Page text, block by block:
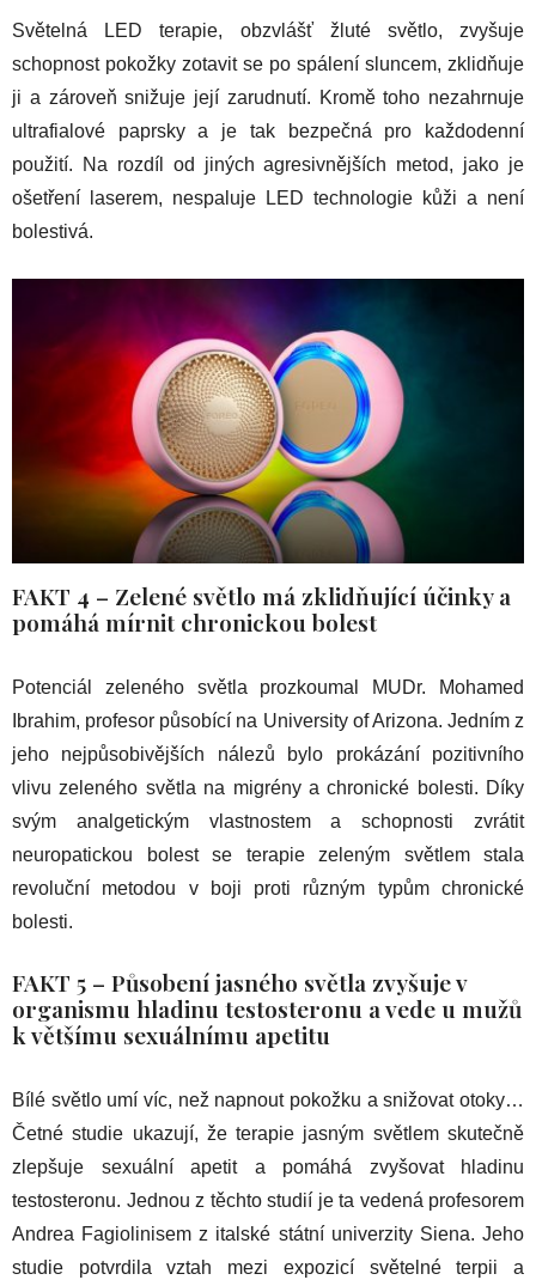
Světelná LED terapie, obzvlášť žluté světlo, zvyšuje
schopnost pokožky zotavit se po spálení sluncem, zklidňuje
ji a zároveň snižuje její zarudnutí. Kromě toho nezahrnuje
ultrafialové paprsky a je tak bezpečná pro každodenní
použití. Na rozdíl od jiných agresivnějších metod, jako je
ošetření laserem, nespaluje LED technologie kůži a není
bolestivá.
FAKT 4 – Zelené světlo má zklidňující účinky a
pomáhá mírnit chronickou bolest
Potenciál zeleného světla prozkoumal MUDr. Mohamed
Ibrahim, profesor působící na University of Arizona. Jedním z
jeho nejpůsobivějších nálezů bylo prokázání pozitivního
vlivu zeleného světla na migrény a chronické bolesti. Díky
svým analgetickým vlastnostem a schopnosti zvrátit
neuropatickou bolest se terapie zeleným světlem stala
revoluční metodou v boji proti různým typům chronické
bolesti.
FAKT 5 – Působení jasného světla zvyšuje v
organismu hladinu testosteronu a vede u mužů
k většímu sexuálnímu apetitu
Bílé světlo umí víc, než napnout pokožku a snižovat otoky…
Četné studie ukazují, že terapie jasným světlem skutečně
zlepšuje sexuální apetit a pomáhá zvyšovat hladinu
testosteronu. Jednou z těchto studií je ta vedená profesorem
Andrea Fagiolinisem z italské státní univerzity Siena. Jeho
studie potvrdila vztah mezi expozicí světelné terpii a